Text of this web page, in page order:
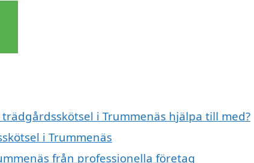
i Trummenäs hjälpa till med?
i Trummenäs
från professionella företag